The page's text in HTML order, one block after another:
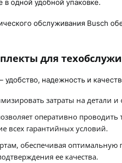
одной удобной упаковке.
обслуживания Busch
для
надежность и
затраты на детали
оперативно
всех гарантийных условий.
обеспечивая
ее качества.